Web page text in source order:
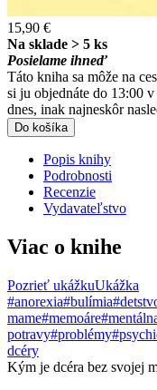
15,90 €
Na sklade > 5 ks
Posielame ihneď
Táto kniha sa môže na
si ju objednáte do 13:00
dnes, inak najneskôr
Do košíka
Popis knihy
Podrobnosti
Recenzie
Vydavateľstvo
Viac o knihe
Pozrieť ukážkuUkážka
#anorexia#bulímia
mame#memoáre
potravy#problémy
dcéry
Kým je dcéra bez svojej